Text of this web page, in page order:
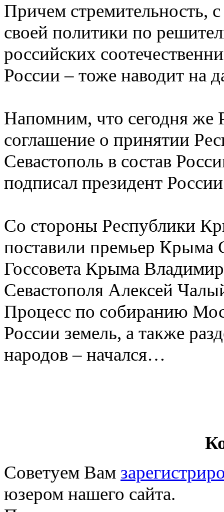
Причем стремительность,
своей политики по
российских
России – тоже наводит на
Напомним, что сегодня же
соглашение о принятии
Севастополь в состав
подписал президент
Со стороны Республики
поставили премьер Крыма
Госсовета Крыма
Севастополя Алексей
Процесс по собиранию
России земель, а также
народов – начался…
Советуем Вам
юзером нашего сайта.